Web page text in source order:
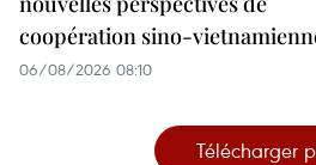
coopération sino-
06/08/2026 08:10
Télécharger